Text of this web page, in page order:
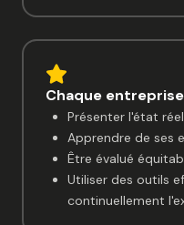
Chaque
Présenter l'état
Apprendre de ses
Être évalué
Utiliser des outils
continuellement